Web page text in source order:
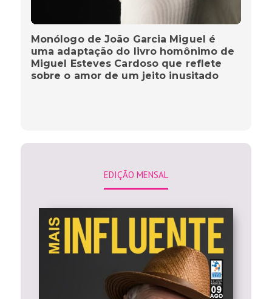
Monólogo de João Garcia Miguel é
uma adaptação do livro homônimo de
Miguel Esteves Cardoso que reflete
sobre o amor de um jeito inusitado
EDIÇÃO MENSAL